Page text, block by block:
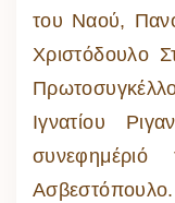
του Ναού,
Χριστόδουλο
Ιγνατίου